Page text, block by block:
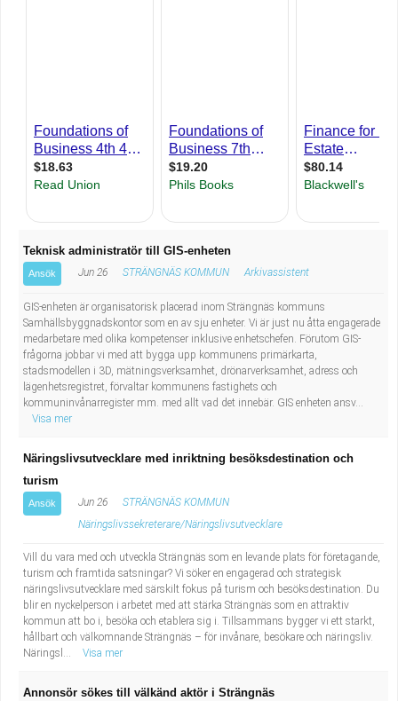
Kultur, media, design
Militärt arbete
Naturvetenskapligt arbete
Pedagogiskt arbete
Sanering och renhållning
Socialt arbete
Säkerhetsarbete
Tekniskt arbete
Tidningsbud/Tidningsdistributör
Lärare i fritidshem/Fritidspedagog
Läkarsekreterare/Vårdadmin/Medicinsk
sekreterare
Lastbilsförare m.fl.
Fastighetsskötare
Informatör/Kommunikatör
Brevbärare
Sjuksköterska, grundutbildad
Kock, storhushåll
Undersköterska, vård- o specialavd. o mottagning
Teknisk administratör till GIS-enheten
Ansök Jun 26 STRÄNGNÄS KOMMUN Arkivassistent
GIS-enheten är organisatorisk placerad inom Strängnäs kommuns
Samhällsbyggnadskontor som en av sju enheter. Vi är just nu åtta engagerade
medarbetare med olika kompetenser inklusive enhetschefen. Förutom GIS-
frågorna jobbar vi med att bygga upp kommunens primärkarta,
stadsmodellen i 3D, mätningsverksamhet, drönarverksamhet, adress och
lägenhetsregistret, förvaltar kommunens fastighets och
kommuninvånarregister mm. med allt vad det innebär. GIS enheten ansv...
Visa mer
Näringslivsutvecklare med inriktning besöksdestination och
turism
Ansök Jun 26
STRÄNGNÄS KOMMUN
Näringslivssekreterare/Näringslivsutvecklare
Vill du vara med och utveckla Strängnäs som en levande plats för företagande,
turism och framtida satsningar? Vi söker en engagerad och strategisk
näringslivsutvecklare med särskilt fokus på turism och besöksdestination. Du
blir en nyckelperson i arbetet med att stärka Strängnäs som en attraktiv
kommun att bo i, besöka och etablera sig i. Tillsammans bygger vi ett starkt,
hållbart och välkomnande Strängnäs – för invånare, besökare och näringsliv.
Näringsl...
Visa mer
Annonsör sökes till välkänd aktör i Strängnäs